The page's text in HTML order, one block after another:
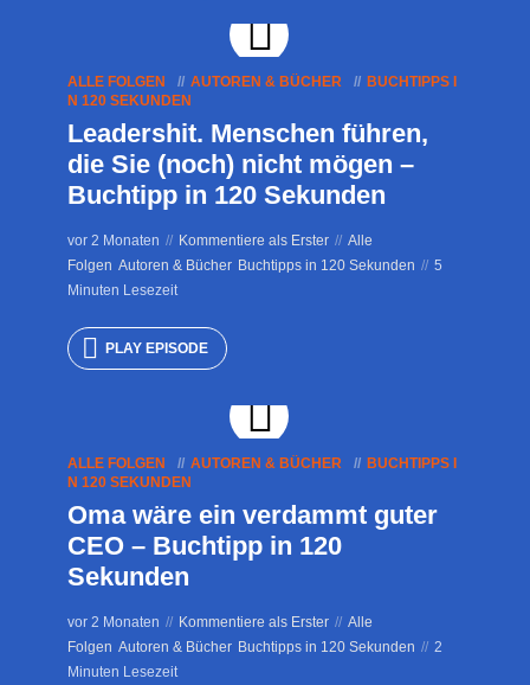
ALLE FOLGEN AUTOREN & BÜCHER
BUCHTIPPS I
N 120 SEKUNDEN
Leadershit. Menschen führen,
die Sie (noch) nicht mögen –
Buchtipp in 120 Sekunden
vor 2 Monaten Kommentiere als Erster
Alle
Folgen Autoren & Bücher Buchtipps in 120 Sekunden
5
Minuten Lesezeit
PLAY EPISODE
ALLE FOLGEN AUTOREN & BÜCHER
BUCHTIPPS I
N 120 SEKUNDEN
Oma wäre ein verdammt guter
CEO – Buchtipp in 120
Sekunden
vor 2 Monaten Kommentiere als Erster
Alle
Folgen Autoren & Bücher Buchtipps in 120 Sekunden
2
Minuten Lesezeit